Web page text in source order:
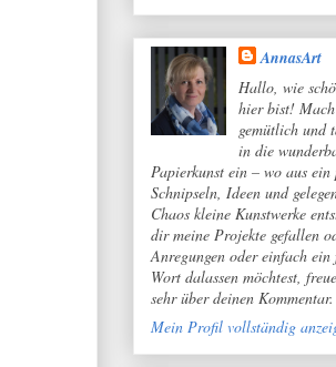
AnnasArt
Hallo, wie
hier bist!
gemütlich und
in die
Papierkunst ein – wo aus ein
Schnipseln, Ideen und
Chaos kleine Kunstwerke
dir meine Projekte gefallen
Anregungen oder einfach ein
Wort dalassen möchtest,
sehr über deinen Kommentar.
Mein Profil vollständig